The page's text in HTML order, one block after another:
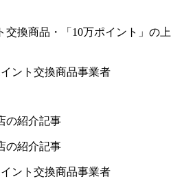
交換商品・「10万ポイント」の上
ント交換商品事業者
の紹介記事
の紹介記事
ント交換商品事業者